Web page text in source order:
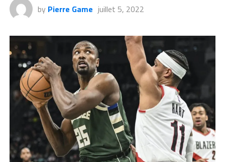
by Pierre Game juillet 5, 2022